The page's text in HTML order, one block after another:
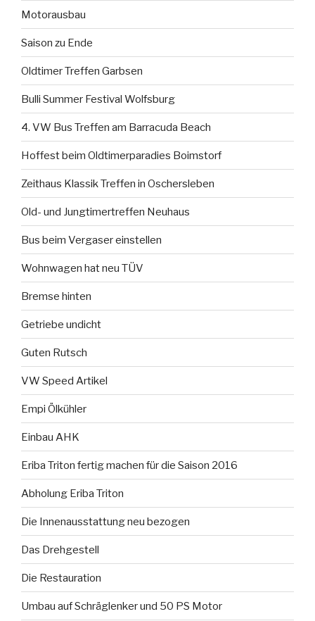
Motorausbau
Saison zu Ende
Oldtimer Treffen Garbsen
Bulli Summer Festival Wolfsburg
4. VW Bus Treffen am Barracuda Beach
Hoffest beim Oldtimerparadies Boimstorf
Zeithaus Klassik Treffen in Oschersleben
Old- und Jungtimertreffen Neuhaus
Bus beim Vergaser einstellen
Wohnwagen hat neu TÜV
Bremse hinten
Getriebe undicht
Guten Rutsch
VW Speed Artikel
Empi Ölkühler
Einbau AHK
Eriba Triton fertig machen für die Saison 2016
Abholung Eriba Triton
Die Innenausstattung neu bezogen
Das Drehgestell
Die Restauration
Umbau auf Schräglenker und 50 PS Motor